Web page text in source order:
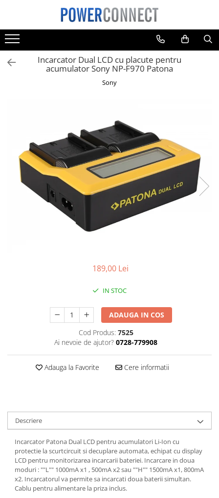
Toate Produsele
Sisteme filtrare apa
Sisteme filtrare apa
Telefoane mobile
Aspiratoare
Diverse
Adaptoare
Boxe portabile
Telefoane mobile
Produse de bucatarie kjøk
Accesorii kjøk
Cutite kjøk
Pachete Promo
Incarcatoare & acumulatori
Incarcator Dual LCD cu placute pentru
acumulator Sony NP-F970 Patona
Sony
189,00 Lei
IN STOC
ADAUGA IN COS
Cod Produs: 7525
Ai nevoie de ajutor? 0728-779908
Adauga la Favorite Cere informatii
Descriere
Incarcator Patona Dual LCD pentru acumulatori Li-Ion cu
protectie la scurtcircuit si decuplare automata, echipat cu display
LCD pentru monitorizarea incarcarii bateriei. Incarcare in doua
moduri : ""L"" 1000mA x1 , 500mA x2 sau ""H"" 1500mA x1, 800mA
x2. Incarcatorul va permite sa incarcati doua baterii simultan.
Cablu pentru alimentare la priza inclus.